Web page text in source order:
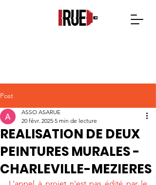
Post
REALISATION DE DEUX
PEINTURES MURALES -
CHARLEVILLE-MEZIERES
ASSO ASARUE
20 févr. 2025 5 min de lecture